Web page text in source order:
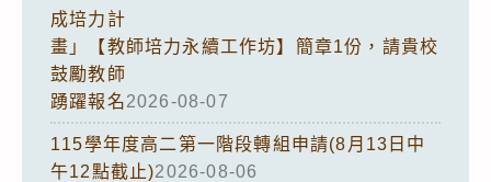
成培力計
畫」【教師培力永續工作坊】簡章1份，請貴校
鼓勵教師
踴躍報名2026-08-07
115學年度高二第一階段轉組申請(8月13日中
午12點截止)2026-08-06